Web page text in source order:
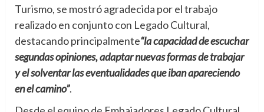
Turismo, se mostró agradecida por el trabajo
realizado en conjunto con Legado Cultural,
destacando principalmente“la capacidad de escuchar
segundas opiniones, adaptar nuevas formas de trabajar
y el solventar las eventualidades que iban apareciendo
en el camino”.